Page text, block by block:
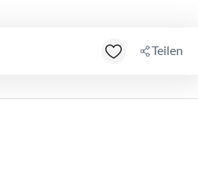
Teilen